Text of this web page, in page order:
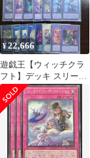
¥22,666
遊戯王【ウィッチクラ
フト】デッキ スリーブ
付